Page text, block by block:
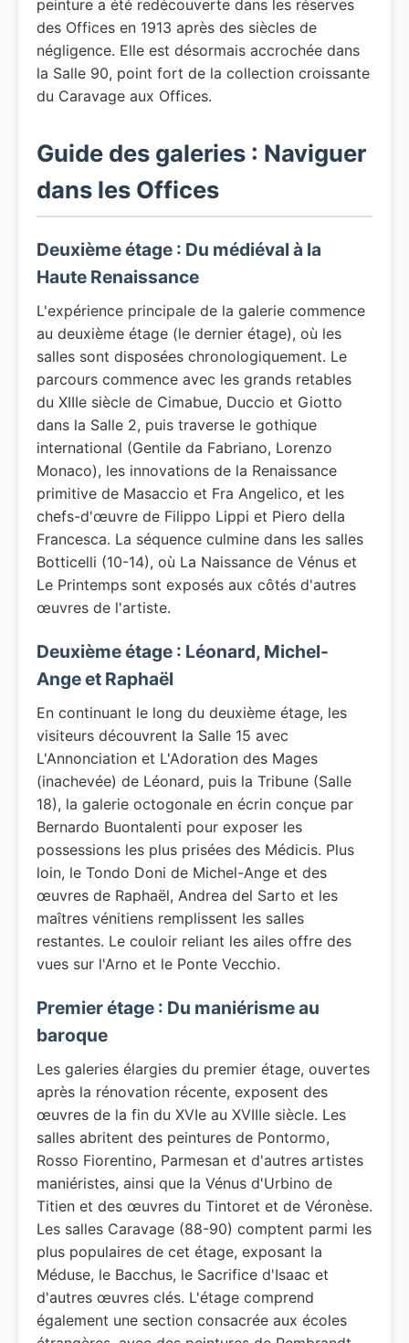
peinture a été redécouverte dans les réserves
des Offices en 1913 après des siècles de
négligence. Elle est désormais accrochée dans
la Salle 90, point fort de la collection croissante
du Caravage aux Offices.
Guide des galeries : Naviguer
dans les Offices
Deuxième étage : Du médiéval à la
Haute Renaissance
L'expérience principale de la galerie commence
au deuxième étage (le dernier étage), où les
salles sont disposées chronologiquement. Le
parcours commence avec les grands retables
du XIIIe siècle de Cimabue, Duccio et Giotto
dans la Salle 2, puis traverse le gothique
international (Gentile da Fabriano, Lorenzo
Monaco), les innovations de la Renaissance
primitive de Masaccio et Fra Angelico, et les
chefs-d'œuvre de Filippo Lippi et Piero della
Francesca. La séquence culmine dans les salles
Botticelli (10-14), où La Naissance de Vénus et
Le Printemps sont exposés aux côtés d'autres
œuvres de l'artiste.
Deuxième étage : Léonard, Michel-
Ange et Raphaël
En continuant le long du deuxième étage, les
visiteurs découvrent la Salle 15 avec
L'Annonciation et L'Adoration des Mages
(inachevée) de Léonard, puis la Tribune (Salle
18), la galerie octogonale en écrin conçue par
Bernardo Buontalenti pour exposer les
possessions les plus prisées des Médicis. Plus
loin, le Tondo Doni de Michel-Ange et des
œuvres de Raphaël, Andrea del Sarto et les
maîtres vénitiens remplissent les salles
restantes. Le couloir reliant les ailes offre des
vues sur l'Arno et le Ponte Vecchio.
Premier étage : Du maniérisme au
baroque
Les galeries élargies du premier étage, ouvertes
après la rénovation récente, exposent des
œuvres de la fin du XVIe au XVIIIe siècle. Les
salles abritent des peintures de Pontormo,
Rosso Fiorentino, Parmesan et d'autres artistes
maniéristes, ainsi que la Vénus d'Urbino de
Titien et des œuvres du Tintoret et de Véronèse.
Les salles Caravage (88-90) comptent parmi les
plus populaires de cet étage, exposant la
Méduse, le Bacchus, le Sacrifice d'Isaac et
d'autres œuvres clés. L'étage comprend
également une section consacrée aux écoles